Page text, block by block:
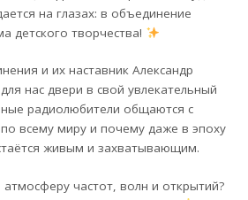
на глазах: в объединение
детского творчества!
и их наставник Александр
нас двери в свой увлекательный
радиолюбители общаются с
всему миру и почему даже в эпоху
живым и захватывающим.
атмосферу частот, волн и открытий?